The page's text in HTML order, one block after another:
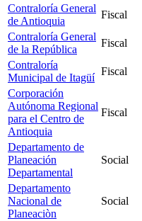
Contraloría General
de Antioquia
Fiscal
Contraloría General
de la República
Fiscal
Contraloría
Municipal de Itagüí
Fiscal
Corporación
Autónoma Regional
para el Centro de
Antioquia
Fiscal
Departamento de
Planeación
Departamental
Social
Departamento
Nacional de
Planeaciòn
Social